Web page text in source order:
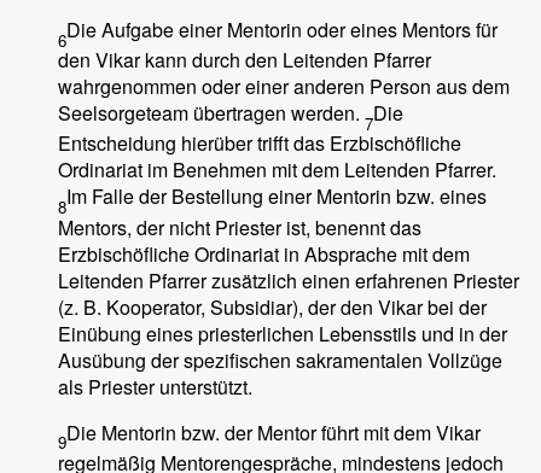
6Die Aufgabe einer Mentorin oder eines Mentors für
den Vikar kann durch den Leitenden Pfarrer
wahrgenommen oder einer anderen Person aus dem
Seelsorgeteam übertragen werden. 7Die
Entscheidung hierüber trifft das Erzbischöfliche
Ordinariat im Benehmen mit dem Leitenden Pfarrer.
8Im Falle der Bestellung einer Mentorin bzw. eines
Mentors, der nicht Priester ist, benennt das
Erzbischöfliche Ordinariat in Absprache mit dem
Leitenden Pfarrer zusätzlich einen erfahrenen Priester
(z. B. Kooperator, Subsidiar), der den Vikar bei der
Einübung eines priesterlichen Lebensstils und in der
Ausübung der spezifischen sakramentalen Vollzüge
als Priester unterstützt.
9Die Mentorin bzw. der Mentor führt mit dem Vikar
regelmäßig Mentorengespräche, mindestens jedoch